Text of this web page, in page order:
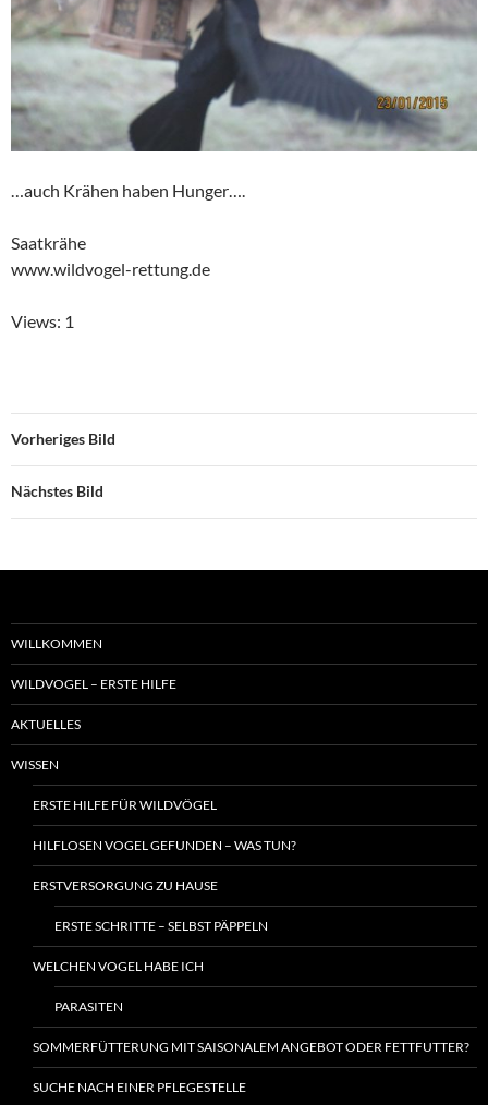
…auch Krähen haben Hunger….
Saatkrähe
www.wildvogel-rettung.de
Views: 1
Vorheriges Bild
Nächstes Bild
WILLKOMMEN
WILDVOGEL – ERSTE HILFE
AKTUELLES
WISSEN
ERSTE HILFE FÜR WILDVÖGEL
HILFLOSEN VOGEL GEFUNDEN – WAS TUN?
ERSTVERSORGUNG ZU HAUSE
ERSTE SCHRITTE – SELBST PÄPPELN
WELCHEN VOGEL HABE ICH
PARASITEN
SOMMERFÜTTERUNG MIT SAISONALEM ANGEBOT ODER FETTFUTTER?
SUCHE NACH EINER PFLEGESTELLE